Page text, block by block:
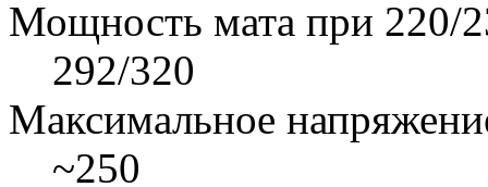
Мощность мата при 220/
292/320
Максимальное
~250